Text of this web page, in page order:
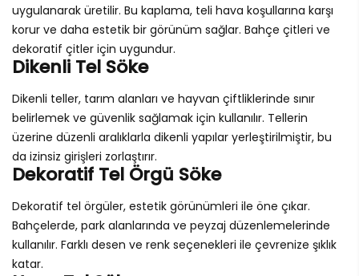
uygulanarak üretilir. Bu kaplama, teli hava koşullarına karşı
korur ve daha estetik bir görünüm sağlar. Bahçe çitleri ve
dekoratif çitler için uygundur.
Dikenli Tel Söke
Dikenli teller, tarım alanları ve hayvan çiftliklerinde sınır
belirlemek ve güvenlik sağlamak için kullanılır. Tellerin
üzerine düzenli aralıklarla dikenli yapılar yerleştirilmiştir, bu
da izinsiz girişleri zorlaştırır.
Dekoratif Tel Örgü Söke
Dekoratif tel örgüler, estetik görünümleri ile öne çıkar.
Bahçelerde, park alanlarında ve peyzaj düzenlemelerinde
kullanılır. Farklı desen ve renk seçenekleri ile çevrenize şıklık
katar.